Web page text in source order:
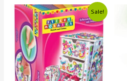
Sale!
Algne
hind
oli:
€12,49.
Current
price
is:
€9,49.